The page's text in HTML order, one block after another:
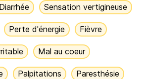
Diarrhée Sensation vertigineuse
Perte d'énergie Fièvre
Mal au coeur
Palpitations Paresthésie